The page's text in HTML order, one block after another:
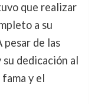
que realizar
a su
pesar de las
su dedicación al
y el